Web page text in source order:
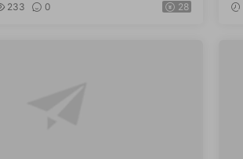
233 0 28